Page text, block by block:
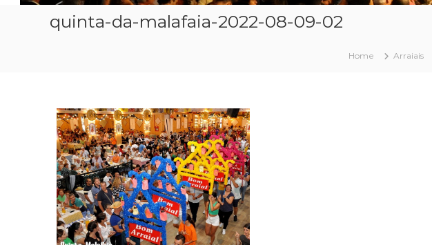
quinta-da-malafaia-2022-08-09-02
Home Arraiais